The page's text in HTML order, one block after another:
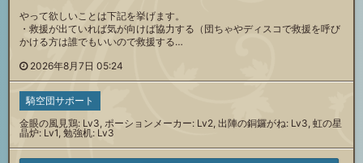
やって欲しいことは下記を挙げます。
・救援が出ていれば気が向けば協力する（団ちゃやディスコで救援を呼び
かける方は誰でもいいので救援する…
2026年8月7日 05:24
騎空団サポート
金眼の風見鶏: Lv3, ポーションメーカー: Lv2, 出陣の銅鑼がね: Lv3, 虹の星
晶炉: Lv1, 勉強机: Lv3